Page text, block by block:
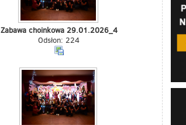
Zabawa choinkowa 29.01.2026_4
Odsłon: 224